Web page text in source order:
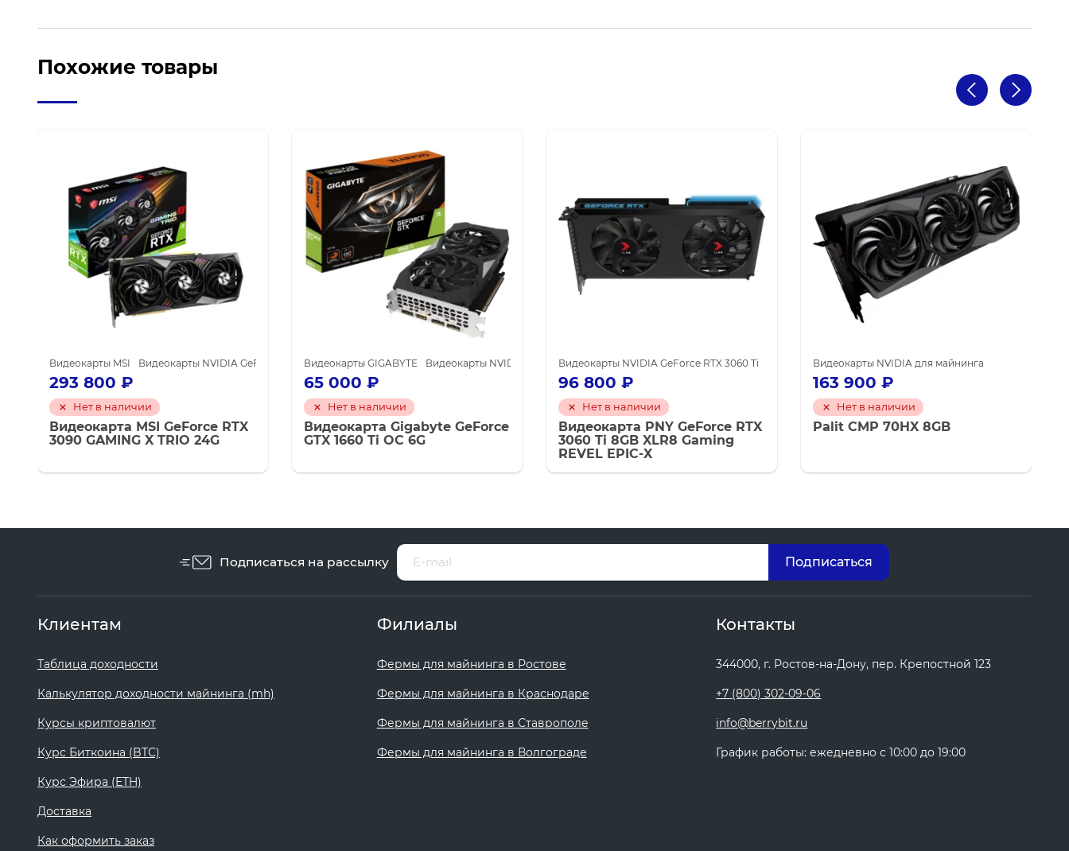
Похожие товары
GeForce RTX 3090 Видеокарты NVIDIA для майнинга
Видеокарты MSI Видеокарты NVIDIA GeForce RTX 3090 Видеокарты NVIDIA для майнинга
293 800 ₽
Нет в наличии
Видеокарта MSI GeForce RTX
3090 GAMING X TRIO 24G
Видеокарты GIGABYTE Видеокарты NVIDIA GeForce GTX 1660 Ti Видеокарты NVIDIA для майнинга
65 000 ₽
Нет в наличии
Видеокарта Gigabyte GeForce
GTX 1660 Ti OC 6G
Видеокарты NVIDIA GeForce RTX 3060 Ti Видеокарты NVIDIA для майнинга
96 800 ₽
Нет в наличии
Видеокарта PNY GeForce RTX
3060 Ti 8GB XLR8 Gaming
REVEL EPIC-X
Видеокарты NVIDIA для майнинга
163 900 ₽
Нет в наличии
Palit CMP 70HX 8GB
Подписаться на рассылку
Клиентам
Таблица доходности
Калькулятор доходности майнинга (mh)
Курсы криптовалют
Курс Биткоина (BTC)
Курс Эфира (ETH)
Доставка
Как оформить заказ
Филиалы
Фермы для майнинга в Ростове
Фермы для майнинга в Краснодаре
Фермы для майнинга в Ставрополе
Фермы для майнинга в Волгограде
Контакты
344000, г. Ростов-на-Дону, пер. Крепостной 123
+7 (800) 302-09-06
info@berrybit.ru
График работы: ежедневно с 10:00 до 19:00